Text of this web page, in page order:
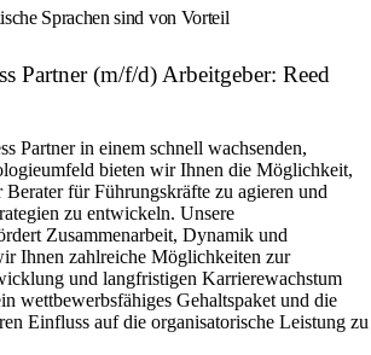
Sprachen sind von Vorteil
Partner (m/f/d) Arbeitgeber: Reed
Partner in einem schnell wachsenden,
bieten wir Ihnen die Möglichkeit,
Berater für Führungskräfte zu agieren und
zu entwickeln. Unsere
Zusammenarbeit, Dynamik und
Ihnen zahlreiche Möglichkeiten zur
und langfristigen Karrierewachstum
wettbewerbsfähiges Gehaltspaket und die
Einfluss auf die organisatorische Leistung zu